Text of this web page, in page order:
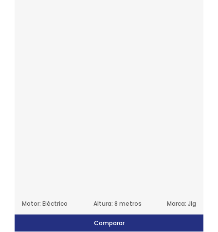
Motor: Eléctrico Altura: 8 metros Marca: Jlg
Comparar